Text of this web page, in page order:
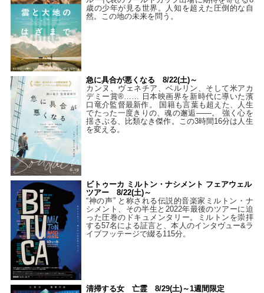
歳の少年が見る世界。人知を超えた圧倒的な自
然。この地の未来を問う。
急に具合が悪くなる 8/22(土)～
カンヌ、ヴェネチア、ベルリン、そして米アカ
デミー賞®…… 日本映画界を新時代に導いた濱
口竜介監督最新作。 国籍も言葉も超えた、人生
でたった一度きりの、魂の邂逅――。 強く心を
揺さぶる、比類なき傑作。この3時間16分は人生
を変える。
ビトゥーカ ミルトン・ナシメント フェアウェル
ツアー 8/22(土)～
“神の声” と称される伝説的音楽家ミルトン・ナ
シメント、その半生と2022年最後のツアーに迫
った圧巻のドキュメンタリー。ミルトンを崇拝
する57名による証言と、本人のインタヴュー&ラ
イブフッテージで綴る115分。
清掃する女 亡霊 8/29(土)～1週間限定